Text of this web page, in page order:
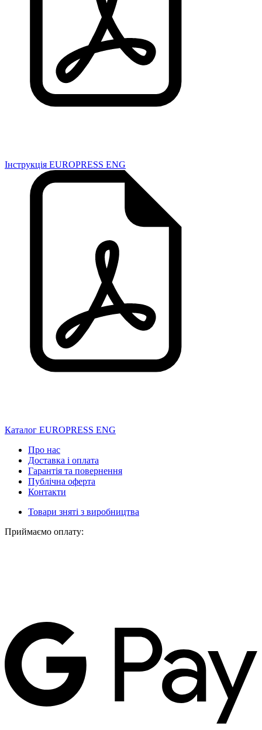
Інструкція EUROPRESS ENG
Каталог EUROPRESS ENG
Про нас
Доставка і оплата
Гарантія та повернення
Публічна оферта
Контакти
Товари зняті з виробництва
Приймаємо оплату: